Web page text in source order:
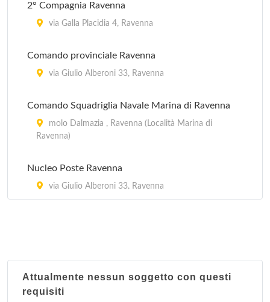
2° Compagnia Ravenna
via Galla Placidia 4, Ravenna
Comando provinciale Ravenna
via Giulio Alberoni 33, Ravenna
Comando Squadriglia Navale Marina di Ravenna
molo Dalmazia , Ravenna (Località Marina di
Ravenna)
Nucleo Poste Ravenna
via Giulio Alberoni 33, Ravenna
Attualmente nessun soggetto con questi
requisiti